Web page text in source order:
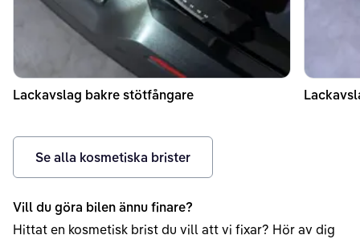
Lackavslag bakre stötfångare
Se alla kosmetiska brister
Vill du göra bilen ännu finare?
Hittat en kosmetisk brist du vill att vi fixar? Hör av dig